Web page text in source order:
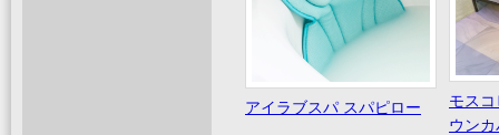
アイラブスパ スパピロー
モス
ウン